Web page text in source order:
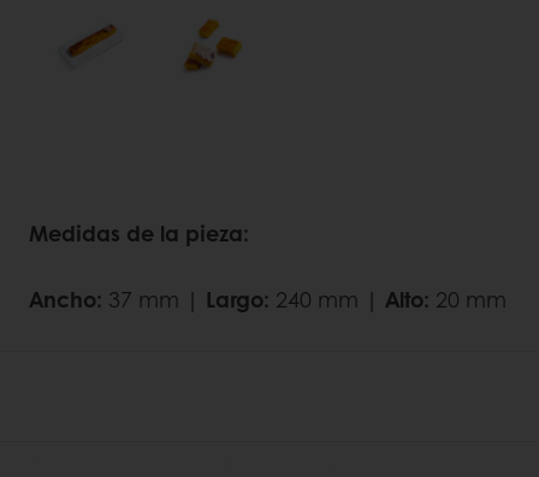
Medidas de la pieza:
Ancho: 37 mm | Largo: 240 mm | Alto: 20 mm